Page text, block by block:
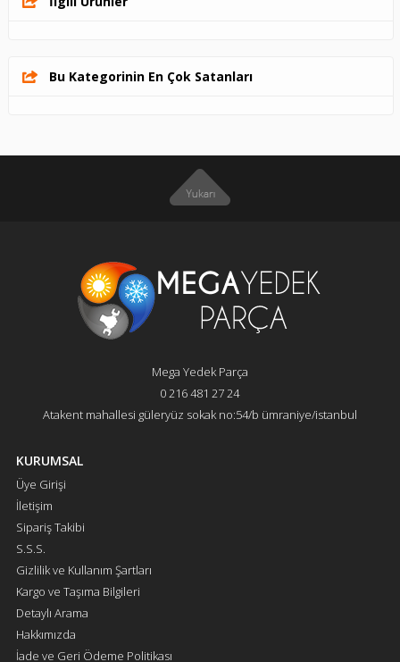
Bu Kategorinin En Çok Satanları
Mega Yedek Parça
0 216 481 27 24
Atakent mahallesi güleryüz sokak no:54/b ümraniye/istanbul
KURUMSAL
Üye Girişi
İletişim
Sipariş Takibi
S.S.S.
Gizlilik ve Kullanım Şartları
Kargo ve Taşıma Bilgileri
Detaylı Arama
Hakkımızda
İade ve Geri Ödeme Politikası